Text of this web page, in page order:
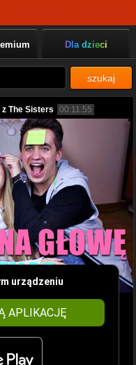
Dla dzieci
szukaj
z The Sisters 00:11:55
urządzeniu
APLIKACJĘ